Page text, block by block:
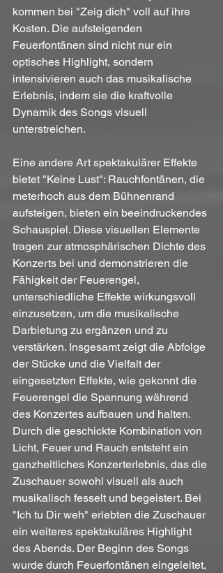
kommen bei "Zeig dich" voll auf ihre
Kosten. Die aufsteigenden
Feuerfontänen sind nicht nur ein
optisches Highlight, sondern
intensivieren auch das musikalische
Erlebnis, indem sie die kraftvolle
Dynamik des Songs visuell
unterstreichen.
Eine andere Art spektakulärer Effekte
bietet "Keine Lust": Rauchfontänen, die
meterhoch aus dem Bühnenrand
aufsteigen, bieten ein beeindruckendes
Schauspiel. Diese visuellen Elemente
tragen zur atmosphärischen Dichte des
Konzerts bei und demonstrieren die
Fähigkeit der Feuerengel,
unterschiedliche Effekte wirkungsvoll
einzusetzen, um die musikalische
Darbietung zu ergänzen und zu
verstärken. Insgesamt zeigt die Abfolge
der Stücke und die Vielfalt der
eingesetzten Effekte, wie gekonnt die
Feuerengel die Spannung während
des Konzertes aufbauen und halten.
Durch die geschickte Kombination von
Licht, Feuer und Rauch entsteht ein
ganzheitliches Konzerterlebnis, das die
Zuschauer sowohl visuell als auch
musikalisch fesselt und begeistert. Bei
"Ich tu Dir weh" erlebten die Zuschauer
ein weiteres spektakuläres Highlight
des Abends. Der Beginn des Songs
wurde durch Feuerfontänen eingeleitet,